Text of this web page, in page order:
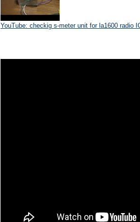
YouTube: checkig s-meter unit for la1600 radio